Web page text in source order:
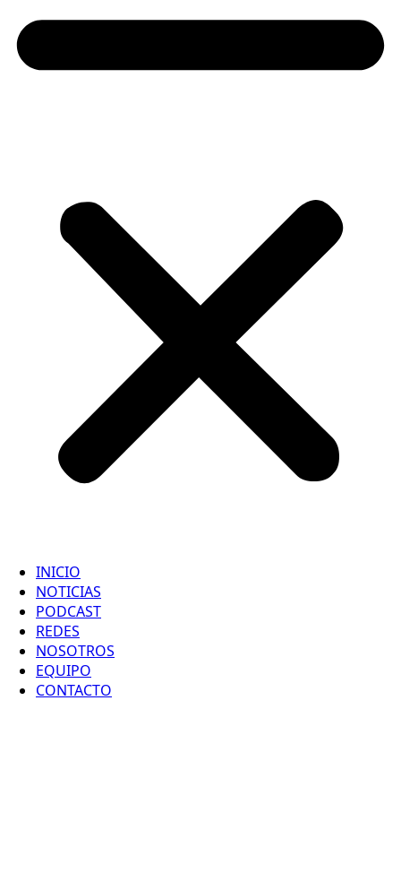
INICIO
NOTICIAS
PODCAST
REDES
NOSOTROS
EQUIPO
CONTACTO